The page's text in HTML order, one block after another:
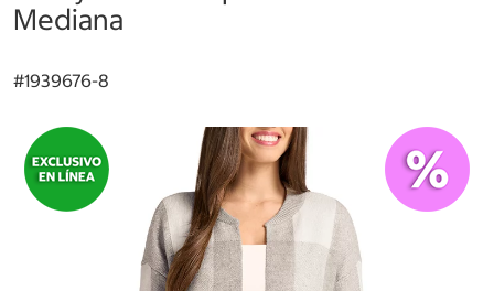
Mediana
#1939676-8